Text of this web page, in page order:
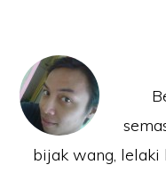
bijak wang, lelaki